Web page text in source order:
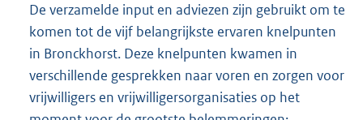
De verzamelde input en adviezen zijn gebruikt om te
komen tot de vijf belangrijkste ervaren knelpunten
in Bronckhorst. Deze knelpunten kwamen in
verschillende gesprekken naar voren en zorgen voor
vrijwilligers en vrijwilligersorganisaties op het